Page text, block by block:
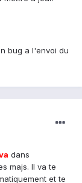
bug a l'envoi du
dans
majs. Il va te
et te